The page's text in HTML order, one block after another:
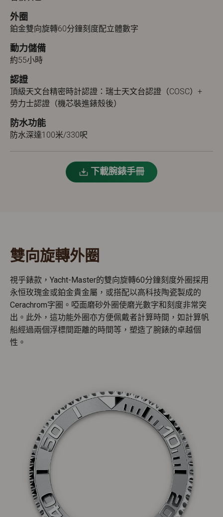
外圈
鉑金雙向旋轉60分鐘刻度配立體數字
動力儲備
約55小時
認證
頂級天文台精密時計認證：瑞士天文台認證（COSC）+
勞力士認證（機芯裝進錶殼後）
防水功能
防水深達100米/330呎
下載腕錶手冊
雙向旋轉外圈
視乎錶款，Yacht-Master的雙向旋轉60分鐘刻度外圈採用
永恒玫瑰金或鉑金貴金屬，或搭配以高科技陶瓷製成的
Cerachrom字圈。啞面磨砂外圈使磨光數字和刻度非常突
出。此外，這功能外圈亦方便佩戴者計算時間，如計算帆
船經過兩個浮標間距離的時間等，塑造了腕錶的卓越個
性。